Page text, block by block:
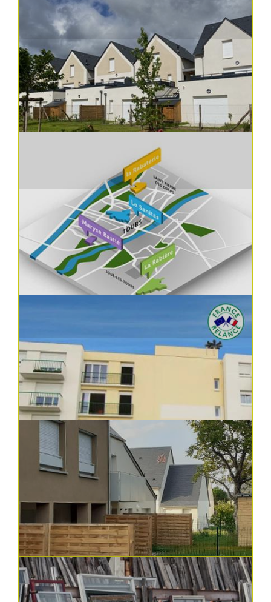
05.08.2024
Constructions, réhabilitations et aménagements
Réhabilitation du groupe « Les Sables » à
Bourgueil
En 1968, le groupe « Les Sables » à Bourgueil a
été inauguré. Celui-ci compre...
29.07.2024
Constructions, réhabilitations et aménagements
15 nouveaux logements intermediaires à
Véretz
Val Touraine Habitat continue d'innover et de
répondre aux besoins de logemen...
En savoir plus
23.07.2024
Constructions, réhabilitations et aménagements
Nouveau programme national de
renouvellement urbain (NPNRU)
Le nouveau programme national de
renouvellement urbain propose une nouvelle
En savoir plus
Constructions, réhabilitations et aménagements
Résidence "Marcel du Lorier" à La Riche
Audit énergétique
En savoir plus